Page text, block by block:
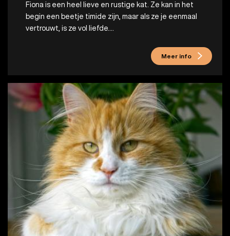
Fiona is een heel lieve en rustige kat. Ze kan in het
begin een beetje timide zijn, maar als ze je eenmaal
vertrouwt, is ze vol liefde....
Meer info